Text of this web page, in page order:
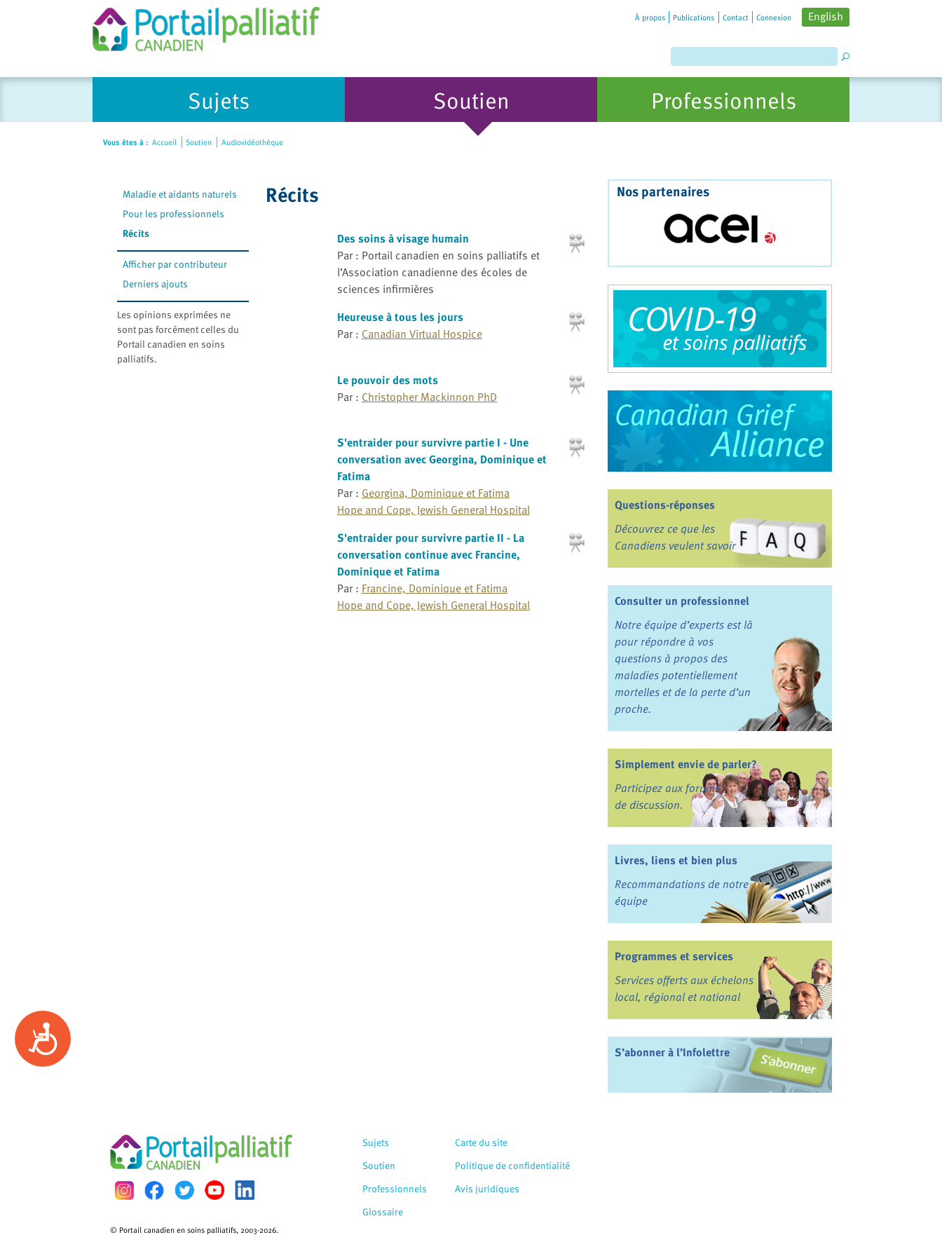
Accessibility
Please
À propos Publications Contact Connexion English
Sujets Soutien Professionnels
Vous êtes à : Accueil Soutien Audiovidéothèque
Maladie et aidants naturels
Pour les professionnels
Récits
Afficher par contributeur
Derniers ajouts
Les opinions exprimées ne
sont pas forcément celles du
Portail canadien en soins
palliatifs.
Récits
Des soins à visage humain
Par : Portail canadien en soins palliatifs et
l’Association canadienne des écoles de
sciences infirmières
Heureuse à tous les jours
Par : Canadian Virtual Hospice
Le pouvoir des mots
Par : Christopher Mackinnon PhD
S'entraider pour survivre partie I - Une
conversation avec Georgina, Dominique et
Fatima
Par : Georgina, Dominique et Fatima
Hope and Cope, Jewish General Hospital
S'entraider pour survivre partie II - La
conversation continue avec Francine,
Dominique et Fatima
Par : Francine, Dominique et Fatima
Hope and Cope, Jewish General Hospital
Nos partenaires
Questions-réponses
Découvrez ce que les
Canadiens veulent savoir
Consulter un professionnel
Notre équipe d’experts est là
pour répondre à vos
questions à propos des
maladies potentiellement
mortelles et de la perte d’un
proche.
Simplement envie de parler?
Participez aux forums
de discussion.
Livres, liens et bien plus
Recommandations de notre
équipe
Programmes et services
Services offerts aux échelons
local, régional et national
S’abonner à l’Infolettre
Sujets
Soutien
Professionnels
Glossaire
© Portail canadien en soins palliatifs, 2003-2026.
Carte du site
Politique de confidentialité
Avis juridiques